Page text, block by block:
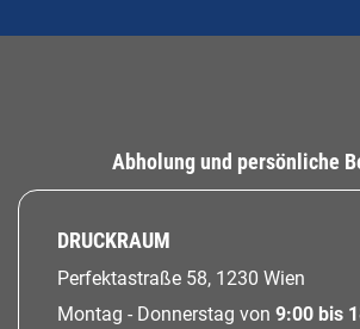
Abholung und persönliche
DRUCKRAUM
Perfektastraße 58, 1230 Wien
Montag - Donnerstag von 9:00 bis